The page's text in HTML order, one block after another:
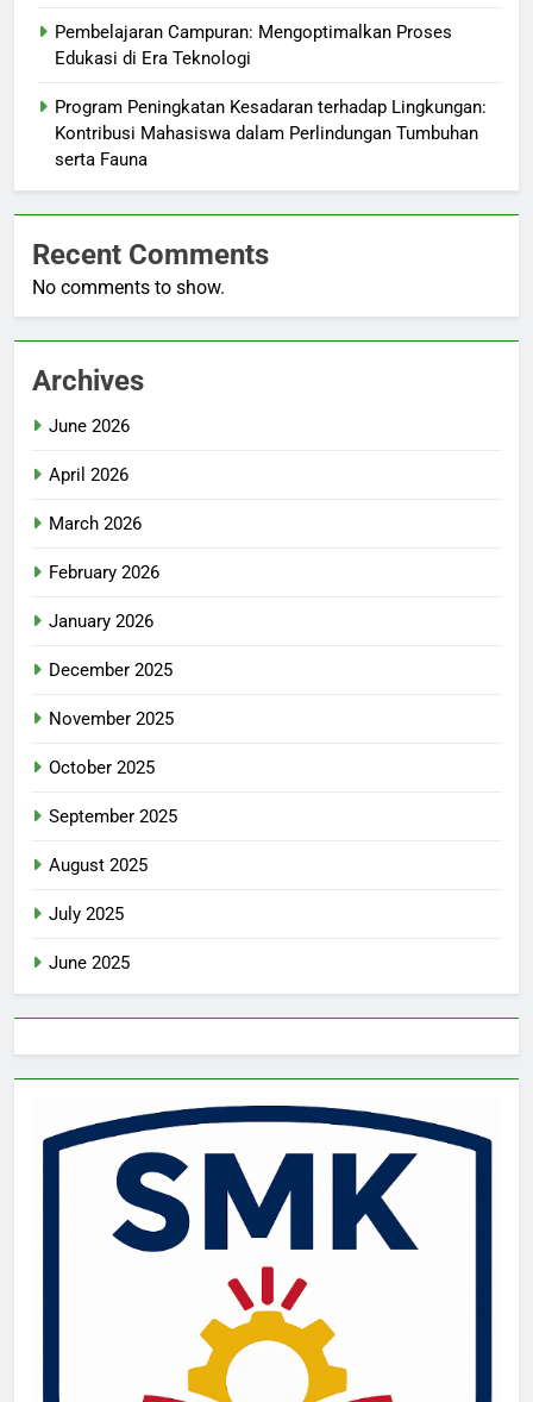
Pembelajaran Campuran: Mengoptimalkan Proses
Edukasi di Era Teknologi
Program Peningkatan Kesadaran terhadap Lingkungan:
Kontribusi Mahasiswa dalam Perlindungan Tumbuhan
serta Fauna
Recent Comments
No comments to show.
Archives
June 2026
April 2026
March 2026
February 2026
January 2026
December 2025
November 2025
October 2025
September 2025
August 2025
July 2025
June 2025